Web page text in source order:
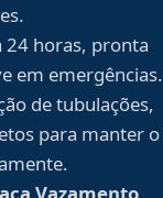
horas, pronta
em emergências.
de tubulações,
para manter o